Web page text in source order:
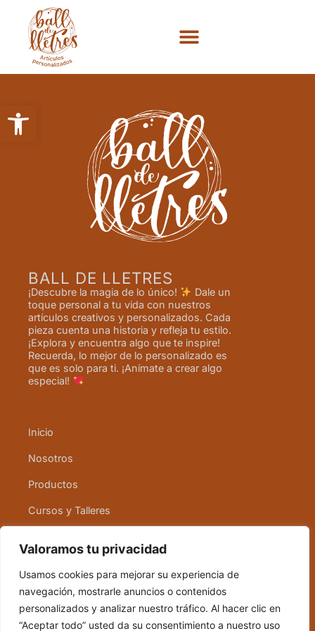
Abrir barra de herramientas
Valoramos tu privacidad
Usamos cookies para mejorar su experiencia de
navegación, mostrarle anuncios o contenidos
personalizados y analizar nuestro tráfico. Al hacer clic en
“Aceptar todo” usted da su consentimiento a nuestro uso
BALL DE LLETRES
¡Descubre la magia de lo único!
Dale un
toque personal a tu vida con nuestros
artículos creativos y personalizados. Cada
pieza cuenta una historia y refleja tu estilo.
¡Explora y encuentra algo que te inspire!
Recuerda, lo mejor de lo personalizado es
que es solo para ti. ¡Anímate a crear algo
especial!
Inicio
Nosotros
Productos
Cursos y Talleres
Política de cookies
Política de devolución
Términos y condiciones